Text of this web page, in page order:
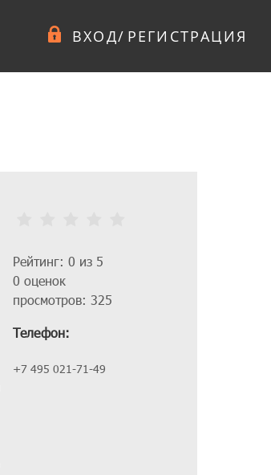
ВХОД/ РЕГИСТРАЦИЯ
Рейтинг: 0 из 5
0 оценок
просмотров: 325
Телефон:
+7 495 021-71-49